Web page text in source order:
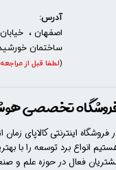
تخصصی
فروشگاه اینترنتی کالاپای
انواع برد توسعه را با​​​
فعال در حوزه علم و
آدرس:
اصفهان ، خیابان
ساختمان خورشید، طبقه 4،
(لطفا قبل از